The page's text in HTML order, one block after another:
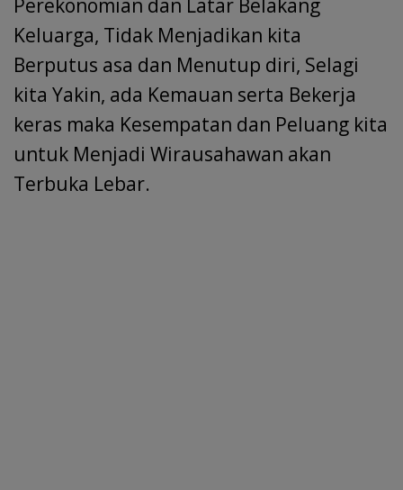
Perekonomian dan Latar Belakang
Keluarga, Tidak Menjadikan kita
Berputus asa dan Menutup diri, Selagi
kita Yakin, ada Kemauan serta Bekerja
keras maka Kesempatan dan Peluang kita
untuk Menjadi Wirausahawan akan
Terbuka Lebar.